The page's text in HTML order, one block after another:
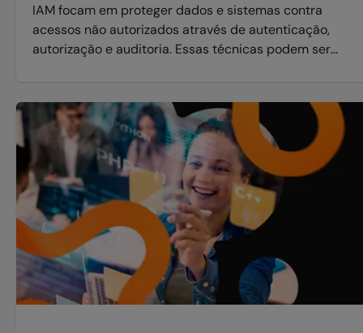
IAM focam em proteger dados e sistemas contra
acessos não autorizados através de autenticação,
autorização e auditoria. Essas técnicas podem ser
ambientes imersivos.